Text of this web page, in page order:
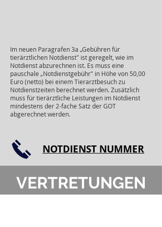
Im neuen Paragrafen 3a „Gebühren für
tierärztlichen Notdienst" ist geregelt, wie im
Notdienst abzurechnen ist. Es muss eine
pauschale „Notdienstgebühr" in Höhe von 50,00
Euro (netto) bei einem Tierarztbesuch zu
Notdienstzeiten berechnet werden. Zusätzlich
muss für tierärztliche Leistungen im Notdienst
mindestens der 2-fache Satz der GOT
abgerechnet werden.
NOTDIENST NUMMER
VERTRETUNGEN